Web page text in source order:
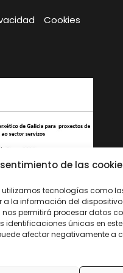
de las
utilizamos tecnologías como
la información del dispositivo.
permitirá procesar datos
únicas en este
afectar negativamente a
Cookies
por un sistema de
una bomba de calor exterior y
el interior.